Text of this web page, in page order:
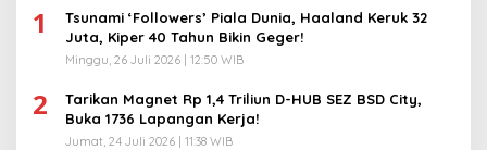
1
Tsunami ‘Followers’ Piala Dunia, Haaland Keruk 32
Juta, Kiper 40 Tahun Bikin Geger!
Minggu, 26 Juli 2026 | 12:50 WIB
2
Tarikan Magnet Rp 1,4 Triliun D-HUB SEZ BSD City,
Buka 1736 Lapangan Kerja!
Jumat, 24 Juli 2026 | 11:38 WIB